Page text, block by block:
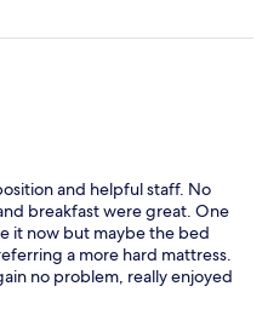
and helpful staff. No
breakfast were great. One
it now but maybe the bed
a more hard mattress.
no problem, really enjoyed
was a bonus. Thank you
Cheers Tony and Sharon.